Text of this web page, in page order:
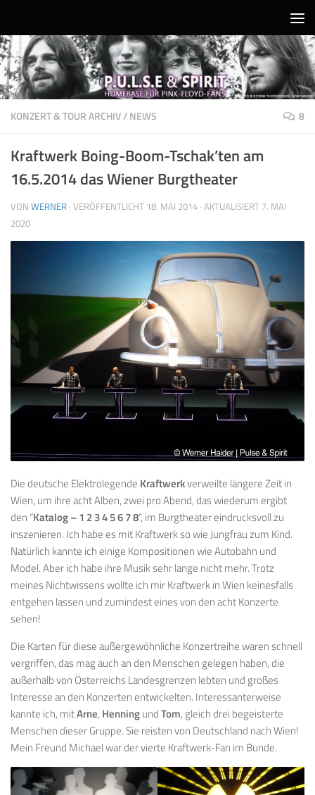
KONZERT & TOUR ARCHIV/NEWS 8
Kraftwerk Boing-Boom-Tschak’ten am
16.5.2014 das Wiener Burgtheater
VON WERNER · VERÖFFENTLICHT 18. MAI 2014 · AKTUALISIERT 7. MAI
2020
Die deutsche Elektrolegende Kraftwerkverweilte längere Zeit in
Wien, um ihre acht Alben, zwei pro Abend, das wiederum ergibt
den “Katalog – 1 2 3 4 5 6 7 8“, im Burgtheater eindrucksvoll zu
inszenieren. Ich habe es mit Kraftwerk so wie Jungfrau zum Kind.
Natürlich kannte ich einige Kompositionen wie Autobahn und
Model. Aber ich habe ihre Musik sehr lange nicht mehr. Trotz
meines Nichtwissens wollte ich mir Kraftwerk in Wien keinesfalls
entgehen lassen und zumindest eines von den acht Konzerte
sehen!
Die Karten für diese außergewöhnliche Konzertreihe waren schnell
vergriffen, das mag auch an den Menschen gelegen haben, die
außerhalb von Österreichs Landesgrenzen lebten und großes
Interesse an den Konzerten entwickelten. Interessanterweise
kannte ich, mitArne, HenningundTom, gleich drei begeisterte
Menschen dieser Gruppe. Sie reisten von Deutschland nach Wien!
Mein Freund Michael war der vierte Kraftwerk-Fan im Bunde.